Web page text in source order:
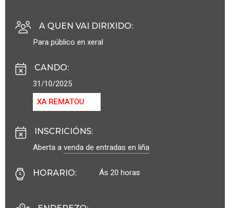
A QUEN VAI DIRIXIDO:
Para público en xeral
CANDO:
31/10/2025
XA REMATOU
INSCRICIÓNS:
Aberta avenda de entradas en liña
HORARIO: Ás 20 horas